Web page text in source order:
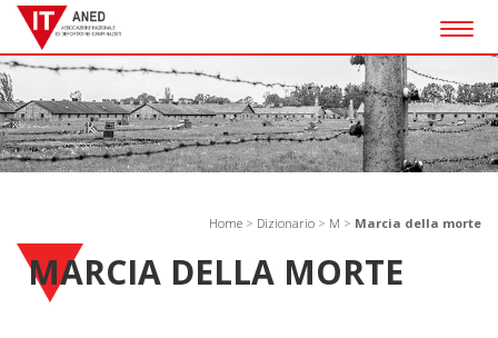
Home > Dizionario > M > Marcia della morte
MARCIA DELLA MORTE